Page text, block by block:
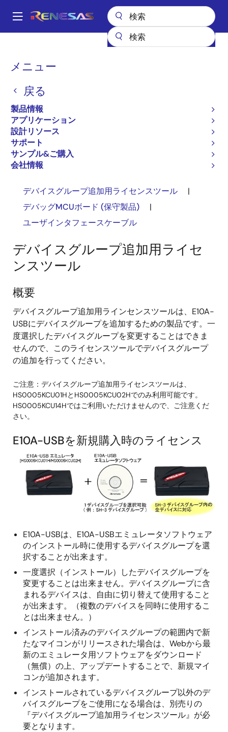
ン
Main
メニュー
戻る
製品情報
アプリケーション
設計リソース
サポート
サンプル&ご購入
会社情報
パ
く
ず
オプション製品（E10A-USB）
オプション製品（E10A-
USB）
デバイスグループ追加用ライセンスツール
|
デバッグMCUボード (保守製品)
|
ユーザインタフェースケーブル
デバイスグループ追加用ライセ
ンスツール
概要
デバイスグループ追加用ラインセンスツールは、E10A-
USBにデバイスグループを追加するための製品です。一
度選択したデバイスグループを変更することはできま
せんので、このライセンスツールでデバイスグループ
の追加を行ってください。
ご注意：デバイスグループ追加用ライセンスツールは、
HS0005KCU01HとHS0005KCU02Hでのみ利用可能です。
HS0005KCU14Hではご利用いただけませんので、ご注意くだ
さい。
E10A-USBを新規購入時のライセンス
E10A-USBは、E10A-USBエミュレータソフトウェア
のインストール時に使用するデバイスグループを選
択することが出来ます。
一度選択（インストール）したデバイスグループを
変更することは出来ません。デバイスグループに含
まれるデバイスは、自由に切り替えて使用すること
が出来ます。（複数のデバイスを同時に使用するこ
とは出来ません。）
インストール済みのデバイスグループの範囲内で新
たなマイコンがリリースされた場合は、Webから最
新のエミュレータ用ソフトウェアをダウンロード
（無償）の上、アップデートすることで、新規マイ
コンが追加されます。
インストールされているデバイスグループ以外のデ
バイスグループをご使用になる場合は、別売りの
『デバイスグループ追加用ライセンスツール』が必
要となります。